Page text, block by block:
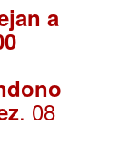
a
. 08